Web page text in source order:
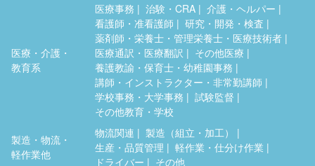
医療・介護・
教育系
医療事務 治験・CRA
介護・ヘルパー
看護師・准看護師
研究・開発・検査
薬剤師・栄養士・管理栄養士・医療技術者
医療通訳・医療翻訳
その他医療
養護教諭・保育士・幼稚園事務
講師・インストラクター・非常勤講師
学校事務・大学事務
試験監督
その他教育・学校
製造・物流・
軽作業他
物流関連
製造（組立・加工）
生産・品質管理
軽作業・仕分け作業
ドライバー
その他